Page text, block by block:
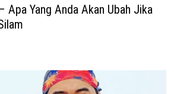
Apa Yang Anda Akan Ubah Jika